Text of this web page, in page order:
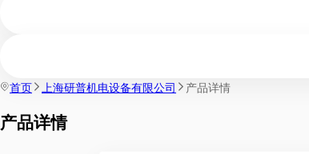
首页
上海研普机电设备有限公司 产品详情
产品详情